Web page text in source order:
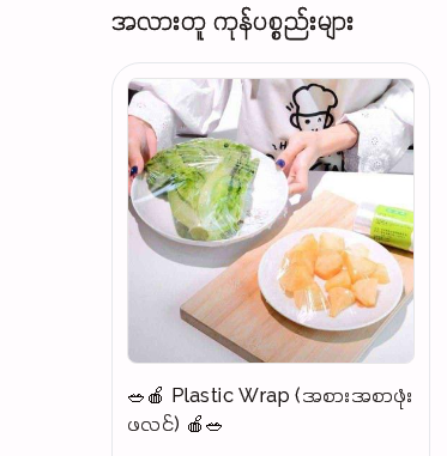
အလားတူ ကုန်ပစ္စည်းများ
🥗🍎 Plastic Wrap (အစားအစာဖုံး
ဖလင်) 🍎🥗